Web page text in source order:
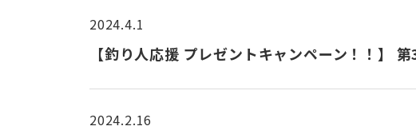
2024.4.1
【釣り人応援 プレゼントキャンペーン！！】
2024.2.16